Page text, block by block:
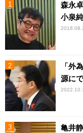
森永
小泉
「外
源に
亀井